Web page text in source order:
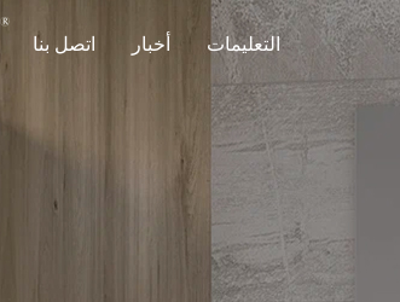
اتصل بنا أخبار التعليمات